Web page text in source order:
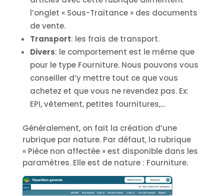
l’onglet « Sous-Traitance » des documents
de vente.
Transport: les frais de transport.
Divers: le comportement est le même que
pour le type Fourniture. Nous pouvons vous
conseiller d’y mettre tout ce que vous
achetez et que vous ne revendez pas. Ex:
EPI, vêtement, petites fournitures,…
Généralement, on fait la création d’une
rubrique par nature. Par défaut, la rubrique
« Pièce non affectée » est disponible dans les
paramètres. Elle est de nature : Fourniture.